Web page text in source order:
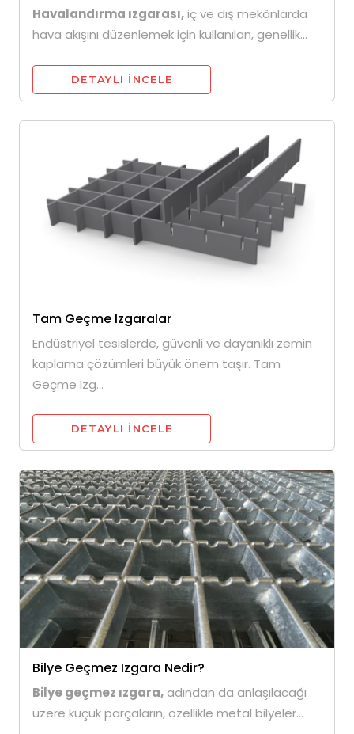
Havalandırma ızgarası,iç ve dış mekânlarda
hava akışını düzenlemek için kullanılan, genellik...
DETAYLI INCELE
Tam Geçme Izgaralar
Endüstriyel tesislerde, güvenli ve dayanıklı zemin
kaplama çözümleri büyük önem taşır. Tam
Geçme Izg...
DETAYLI INCELE
Bilye Geçmez Izgara Nedir?
Bilye geçmez ızgara, adından da anlaşılacağı
üzere küçük parçaların, özellikle metal bilyeler...